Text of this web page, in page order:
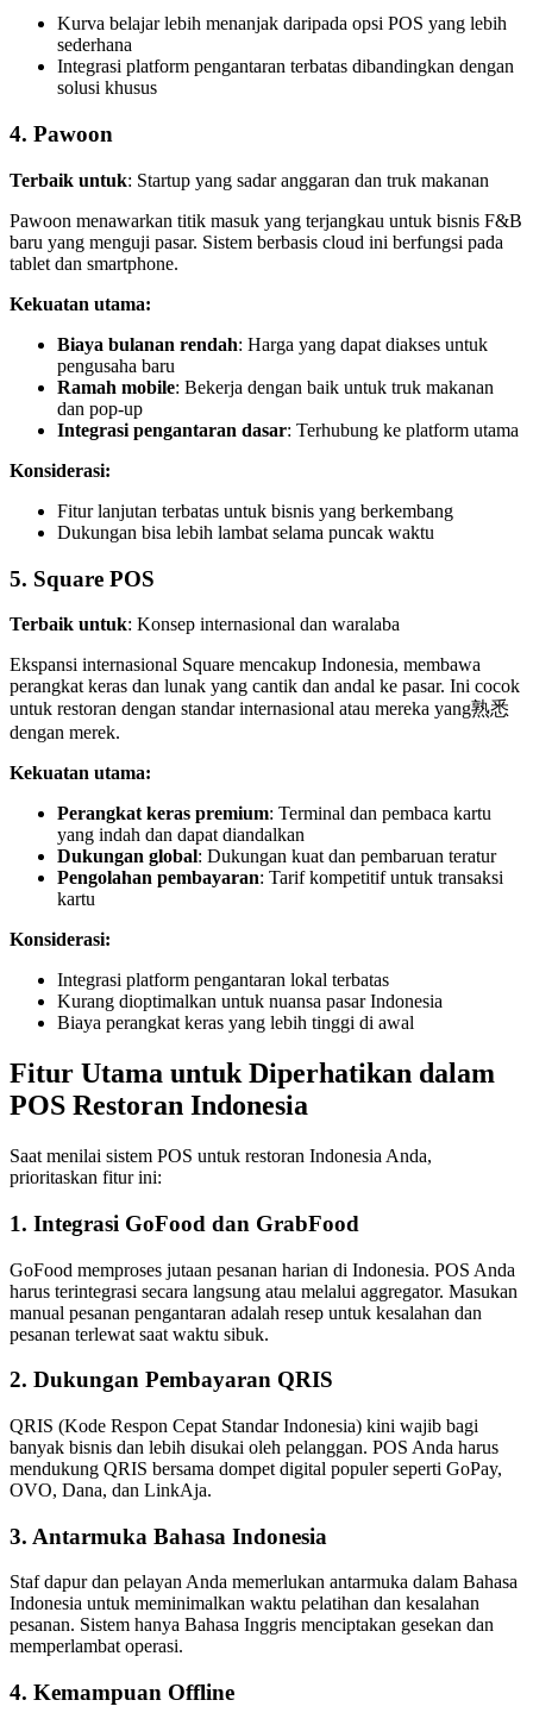
Kurva belajar lebih menanjak daripada opsi POS yang lebih
sederhana
Integrasi platform pengantaran terbatas dibandingkan dengan
solusi khusus
4. Pawoon
Terbaik untuk: Startup yang sadar anggaran dan truk makanan
Pawoon menawarkan titik masuk yang terjangkau untuk bisnis F&B
baru yang menguji pasar. Sistem berbasis cloud ini berfungsi pada
tablet dan smartphone.
Kekuatan utama:
Biaya bulanan rendah: Harga yang dapat diakses untuk
pengusaha baru
Ramah mobile: Bekerja dengan baik untuk truk makanan
dan pop-up
Integrasi pengantaran dasar: Terhubung ke platform utama
Konsiderasi:
Fitur lanjutan terbatas untuk bisnis yang berkembang
Dukungan bisa lebih lambat selama puncak waktu
5. Square POS
Terbaik untuk: Konsep internasional dan waralaba
Ekspansi internasional Square mencakup Indonesia, membawa
perangkat keras dan lunak yang cantik dan andal ke pasar. Ini cocok
untuk restoran dengan standar internasional atau mereka yang熟悉
dengan merek.
Kekuatan utama:
Perangkat keras premium: Terminal dan pembaca kartu
yang indah dan dapat diandalkan
Dukungan global: Dukungan kuat dan pembaruan teratur
Pengolahan pembayaran: Tarif kompetitif untuk transaksi
kartu
Konsiderasi:
Integrasi platform pengantaran lokal terbatas
Kurang dioptimalkan untuk nuansa pasar Indonesia
Biaya perangkat keras yang lebih tinggi di awal
Fitur Utama untuk Diperhatikan dalam
POS Restoran Indonesia
Saat menilai sistem POS untuk restoran Indonesia Anda,
prioritaskan fitur ini:
1. Integrasi GoFood dan GrabFood
GoFood memproses jutaan pesanan harian di Indonesia. POS Anda
harus terintegrasi secara langsung atau melalui aggregator. Masukan
manual pesanan pengantaran adalah resep untuk kesalahan dan
pesanan terlewat saat waktu sibuk.
2. Dukungan Pembayaran QRIS
QRIS (Kode Respon Cepat Standar Indonesia) kini wajib bagi
banyak bisnis dan lebih disukai oleh pelanggan. POS Anda harus
mendukung QRIS bersama dompet digital populer seperti GoPay,
OVO, Dana, dan LinkAja.
3. Antarmuka Bahasa Indonesia
Staf dapur dan pelayan Anda memerlukan antarmuka dalam Bahasa
Indonesia untuk meminimalkan waktu pelatihan dan kesalahan
pesanan. Sistem hanya Bahasa Inggris menciptakan gesekan dan
memperlambat operasi.
4. Kemampuan Offline